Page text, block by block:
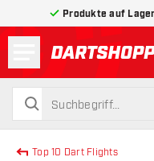
Produkte auf Lager
zurück
suchen
suchen
Top 10 Dart Flights